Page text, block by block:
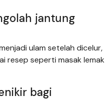
jantung
ulam setelah dicelur,
resep seperti masak lemak
bagi